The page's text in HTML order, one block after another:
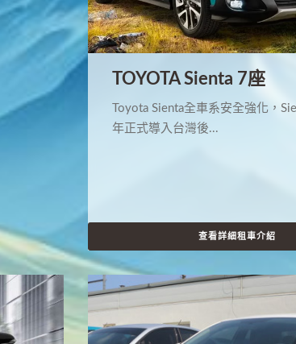
TOYOTA Sienta 7座
Toyota Sienta全車系安全強化，
年正式導入台灣後...
查看詳細租車介紹